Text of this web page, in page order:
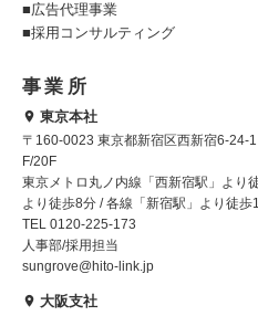
■広告代理事業
■採用コンサルティング
事業所
東京本社
〒160-0023 東京都新宿区西新宿6-24-
F/20F
東京メトロ丸ノ内線「西新宿駅」より
より徒歩8分 / 各線「新宿駅」より徒歩
TEL 0120-225-173
人事部/採用担当
sungrove@hito-link.jp
大阪支社